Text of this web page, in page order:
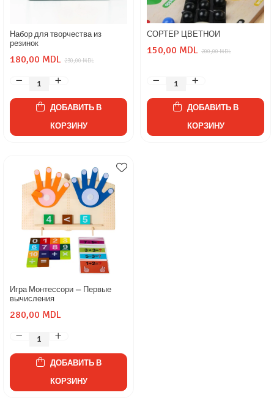
Набор для творчества из
резинок
230,00 MDL
180,00 MDL
ДОБАВИТЬ В
КОРЗИНУ
СОРТЕР ЦВЕТНОЙ
200,00 MDL
150,00 MDL
ДОБАВИТЬ В
КОРЗИНУ
Игра Монтессори — Первые
вычисления
280,00 MDL
ДОБАВИТЬ В
КОРЗИНУ